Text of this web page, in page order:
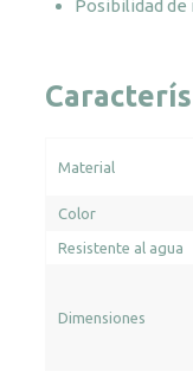
Posibilidad
Material
Color
Resistente al agua
Dimensiones